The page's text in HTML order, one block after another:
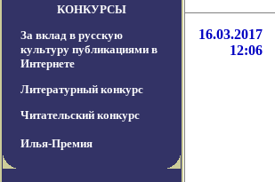
КОНКУРСЫ
За вклад в русскую
культуру публикациями в
Интернете
Литературный конкурс
Читательский конкурс
Илья-Премия
16.03.2017
12:06